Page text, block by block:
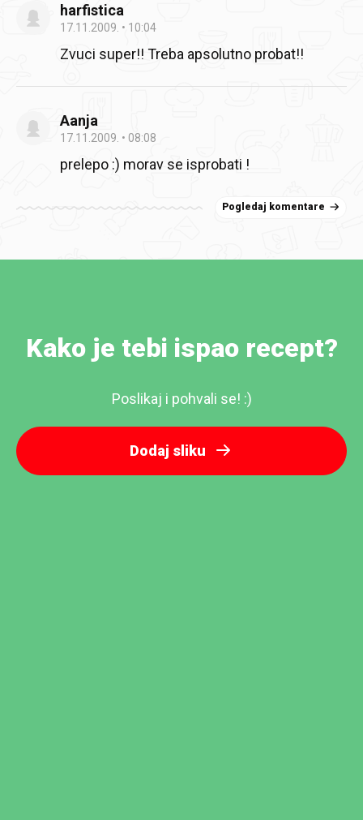
harfistica
17.11.2009. 10:04
Zvuci super!! Treba apsolutno probat!!
Aanja
17.11.2009. 08:08
prelepo :) morav se isprobati !
Pogledaj komentare
Kako je tebi ispao recept?
Poslikaj i pohvali se! :)
Dodaj sliku